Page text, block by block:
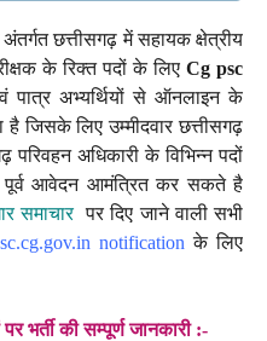
छत्तीसगढ़ में सहायक क्षेत्रीय
के रिक्त पदों के लिए Cg psc
पात्र अभ्यर्थियों से ऑनलाइन के
जिसके लिए उम्मीदवार छत्तीसगढ़
अधिकारी के विभिन्न पदों
पूर्व आवेदन आमंत्रित कर सकते है
समाचार पर दिए जाने वाली सभी
notification के लिए
भर्ती की सम्पूर्ण जानकारी :-